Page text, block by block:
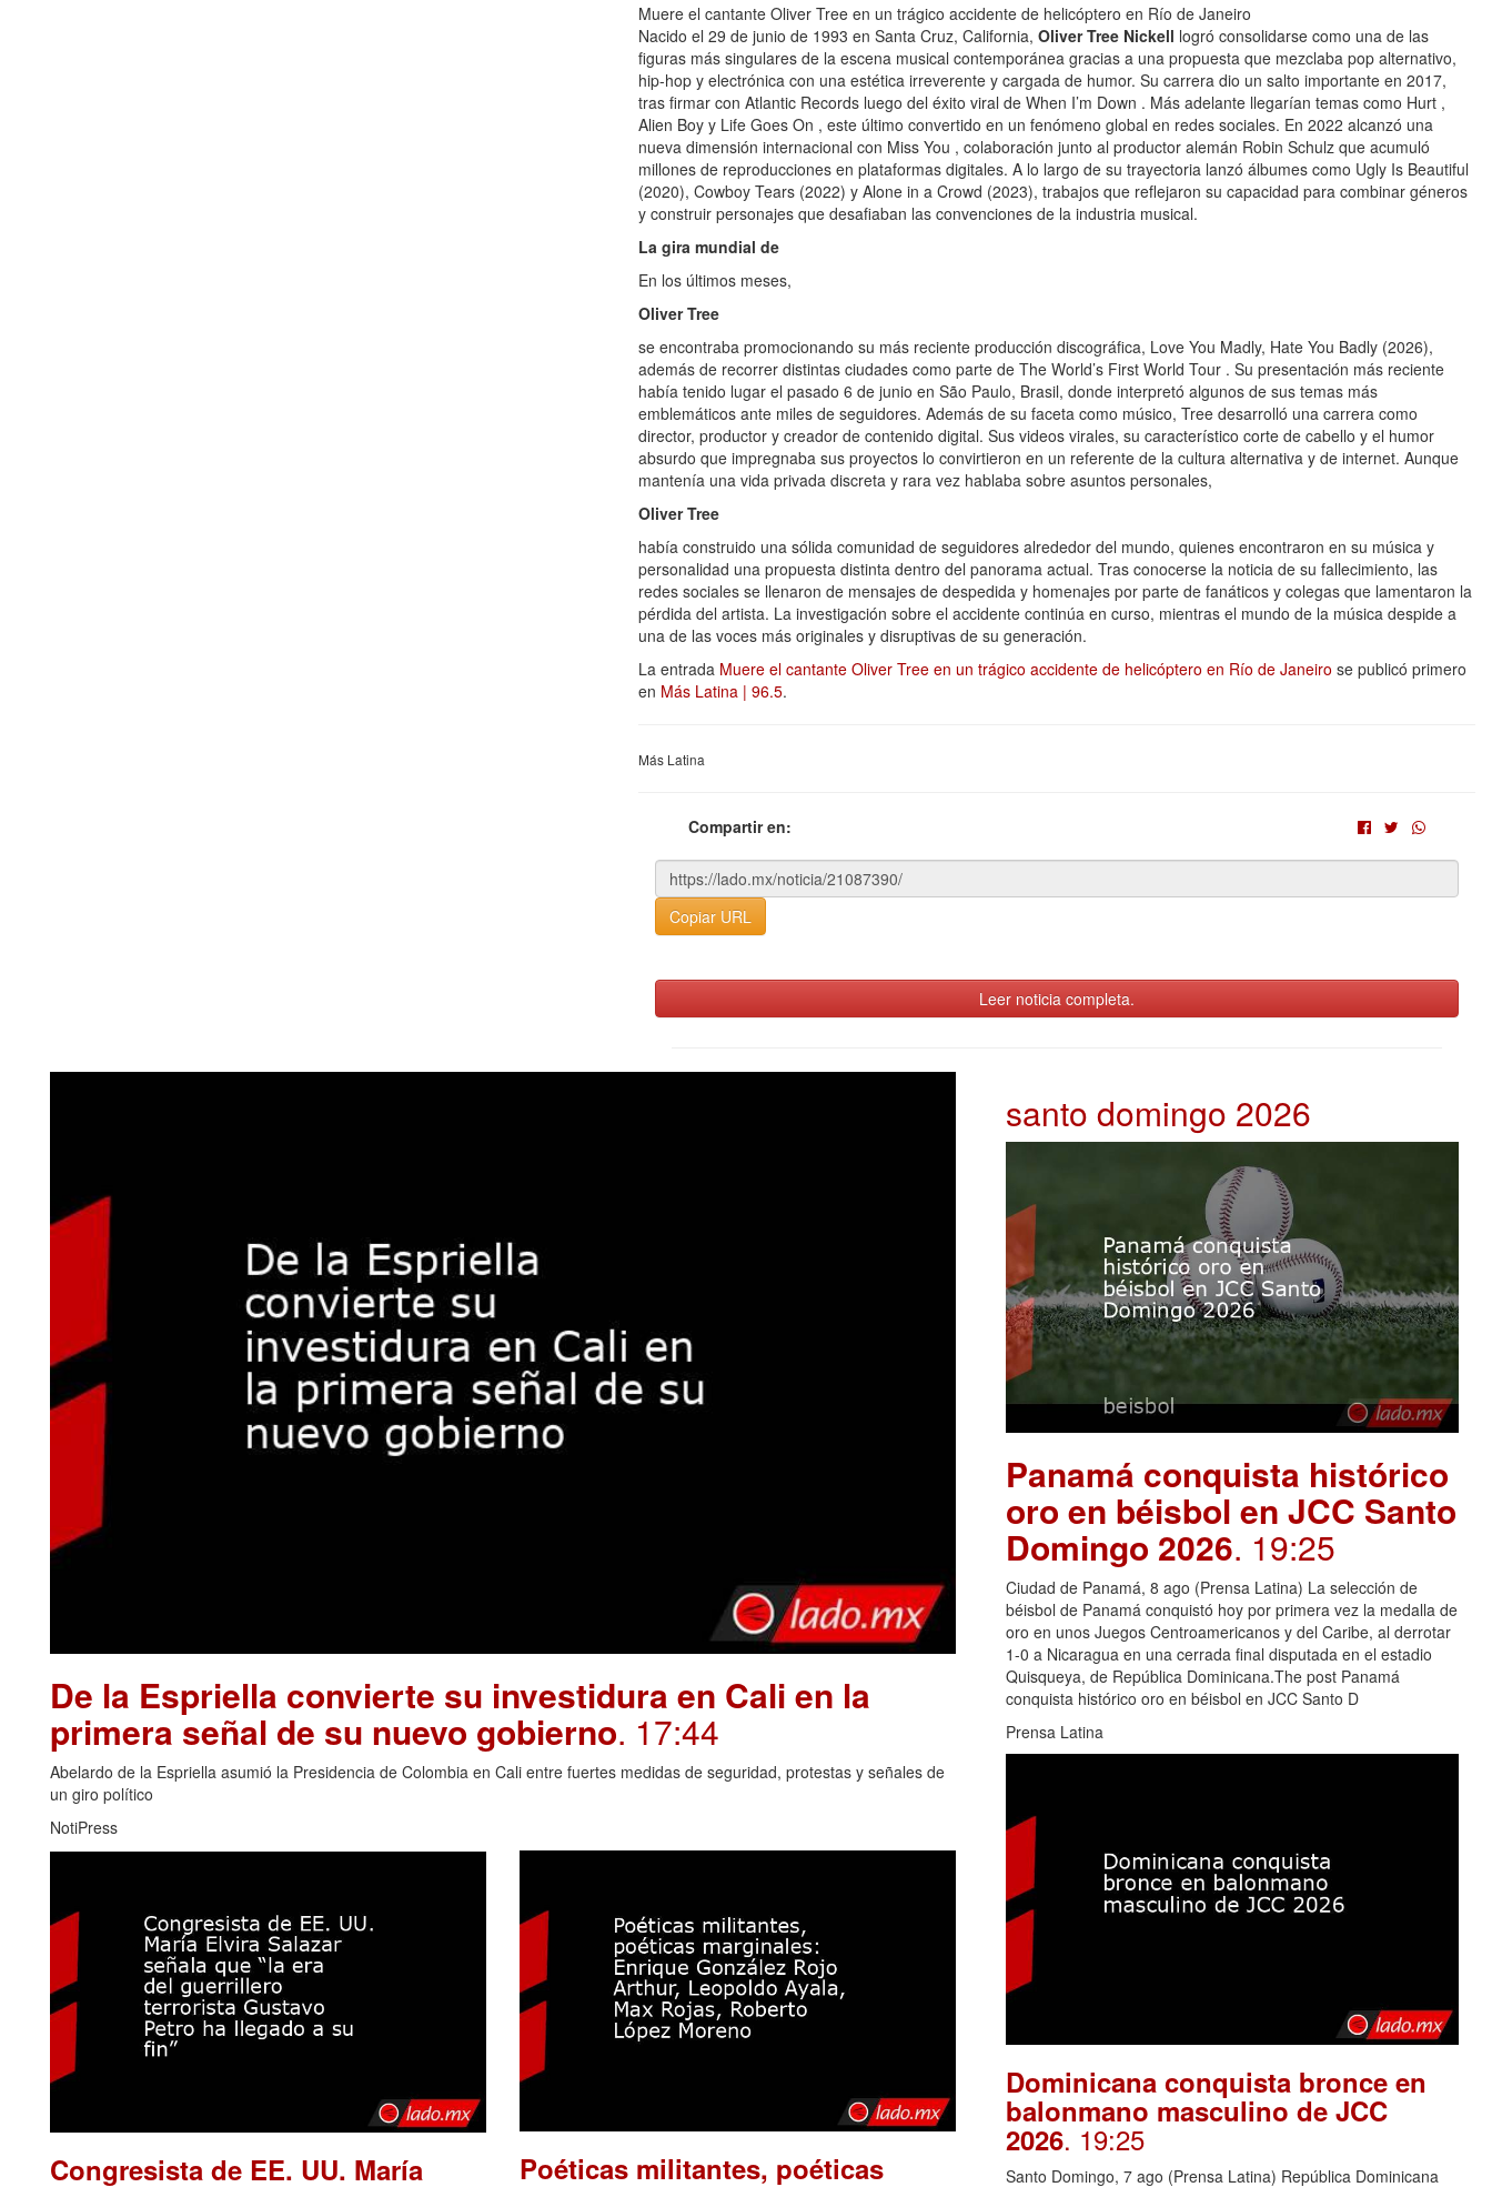
Muere el cantante Oliver Tree en un trágico accidente de helicóptero en Río de Janeiro
Nacido el 29 de junio de 1993 en Santa Cruz, California, Oliver Tree Nickell logró consolidarse como una de las
figuras más singulares de la escena musical contemporánea gracias a una propuesta que mezclaba pop alternativo,
hip-hop y electrónica con una estética irreverente y cargada de humor. Su carrera dio un salto importante en 2017,
tras firmar con Atlantic Records luego del éxito viral de When I’m Down . Más adelante llegarían temas como Hurt ,
Alien Boy y Life Goes On , este último convertido en un fenómeno global en redes sociales. En 2022 alcanzó una
nueva dimensión internacional con Miss You , colaboración junto al productor alemán Robin Schulz que acumuló
millones de reproducciones en plataformas digitales. A lo largo de su trayectoria lanzó álbumes como Ugly Is Beautiful
(2020), Cowboy Tears (2022) y Alone in a Crowd (2023), trabajos que reflejaron su capacidad para combinar géneros
y construir personajes que desafiaban las convenciones de la industria musical.
La gira mundial de
En los últimos meses,
Oliver Tree
se encontraba promocionando su más reciente producción discográfica, Love You Madly, Hate You Badly (2026),
además de recorrer distintas ciudades como parte de The World’s First World Tour . Su presentación más reciente
había tenido lugar el pasado 6 de junio en São Paulo, Brasil, donde interpretó algunos de sus temas más
emblemáticos ante miles de seguidores. Además de su faceta como músico, Tree desarrolló una carrera como
director, productor y creador de contenido digital. Sus videos virales, su característico corte de cabello y el humor
absurdo que impregnaba sus proyectos lo convirtieron en un referente de la cultura alternativa y de internet. Aunque
mantenía una vida privada discreta y rara vez hablaba sobre asuntos personales,
Oliver Tree
había construido una sólida comunidad de seguidores alrededor del mundo, quienes encontraron en su música y
personalidad una propuesta distinta dentro del panorama actual. Tras conocerse la noticia de su fallecimiento, las
redes sociales se llenaron de mensajes de despedida y homenajes por parte de fanáticos y colegas que lamentaron la
pérdida del artista. La investigación sobre el accidente continúa en curso, mientras el mundo de la música despide a
una de las voces más originales y disruptivas de su generación.
La entrada Muere el cantante Oliver Tree en un trágico accidente de helicóptero en Río de Janeiro se publicó primero
en Más Latina | 96.5.
Más Latina
Compartir en:
Copiar URL
Leer noticia completa.
De la Espriella convierte su investidura en Cali en la
primera señal de su nuevo gobierno. 17:44
Abelardo de la Espriella asumió la Presidencia de Colombia en Cali entre fuertes medidas de seguridad, protestas y señales de
un giro político
NotiPress
Congresista de EE. UU. María Poéticas militantes, poéticas
santo domingo 2026
Panamá conquista histórico
oro en béisbol en JCC Santo
Domingo 2026. 19:25
Ciudad de Panamá, 8 ago (Prensa Latina) La selección de
béisbol de Panamá conquistó hoy por primera vez la medalla de
oro en unos Juegos Centroamericanos y del Caribe, al derrotar
1-0 a Nicaragua en una cerrada final disputada en el estadio
Quisqueya, de República Dominicana.The post Panamá
conquista histórico oro en béisbol en JCC Santo D
Prensa Latina
Dominicana conquista bronce en
balonmano masculino de JCC
2026. 19:25
Santo Domingo, 7 ago (Prensa Latina) República Dominicana